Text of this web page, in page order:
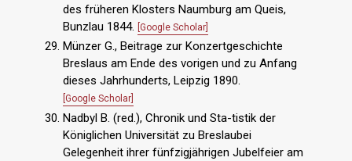
des früheren Klosters Naumburg am Queis,
Bunzlau 1844. [Google Scholar]
Münzer G., Beitrage zur Konzertgeschichte
Breslaus am Ende des vorigen und zu Anfang
dieses Jahrhunderts, Leipzig 1890.
[Google Scholar]
Nadbyl B. (red.), Chronik und Sta-tistik der
Königlichen Universität zu Breslaubei
Gelegenheit ihrer fünfzigjährigen Jubelfeier am